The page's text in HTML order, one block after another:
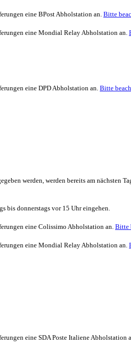
eine BPost Abholstation an. Bitte
eine Mondial Relay Abholstation an.
eine DPD Abholstation an. Bitte
werden, werden bereits am nächsten
bis donnerstags vor 15 Uhr eingehen.
eine Colissimo Abholstation an. Bitte
eine Mondial Relay Abholstation an.
eine SDA Poste Italiene Abholstation